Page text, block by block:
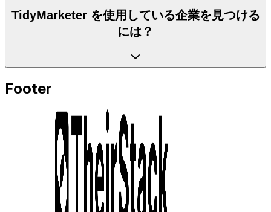
TidyMarketer を使用している企業を見つける
には？
Footer